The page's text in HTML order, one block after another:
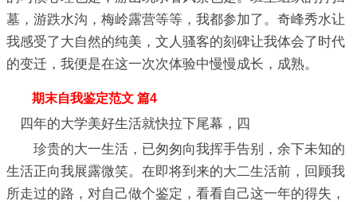
墓，游跌水沟，梅岭露营等等，我都参加了。奇峰秀水让
我感受了大自然的纯美，文人骚客的刻碑让我体会了时代
的变迁，我便是在这一次次体验中慢慢成长，成熟。
期末自我鉴定范文 篇4
四年的大学美好生活就快拉下尾幕，四
珍贵的大一生活，已匆匆向我挥手告别，余下未知的
生活正向我展露微笑。在即将到来的大二生活前，回顾我
所走过的路，对自己做个鉴定，看看自己这一年的得失，